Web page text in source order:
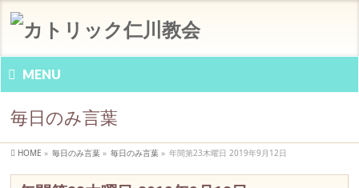
MENU
毎日のみ言葉
HOME » 毎日のみ言葉 » 毎日のみ言葉 » 年間第23木曜日 2019年9月12日